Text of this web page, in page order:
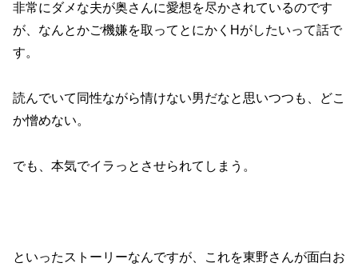
非常にダメな夫が奥さんに愛想を尽かされているのです
が、なんとかご機嫌を取ってとにかくHがしたいって話で
す。
読んでいて同性ながら情けない男だなと思いつつも、どこ
か憎めない。
でも、本気でイラっとさせられてしまう。
といったストーリーなんですが、これを東野さんが面白お